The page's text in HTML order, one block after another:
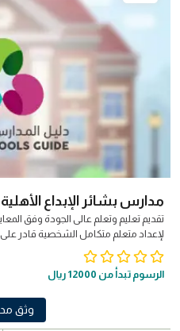
مدارس بشائر الإبداع الأهلية
تقديم تعليم وتعلم عالى الجودة وفق
لإعداد متعلم متكامل الشخصية قادر
المجتمع والوطن والأمة.
الرسوم تبدأ من 12000 ريال
وثق